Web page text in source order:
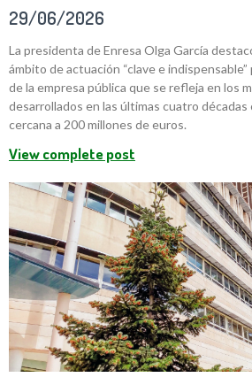
29/06/2026
La presidenta de Enresa Olga García
ámbito de actuación “clave e
de la empresa pública que se refleja en los
desarrollados en las últimas cuatro décadas
cercana a 200 millones de euros.
View complete post